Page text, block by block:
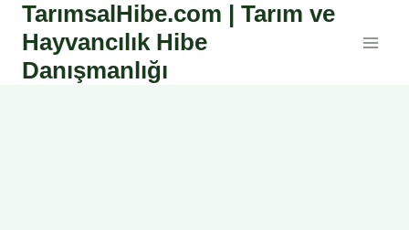
Skip
content
TarımsalHibe.com | Tarım ve
Hayvancılık Hibe
Danışmanlığı